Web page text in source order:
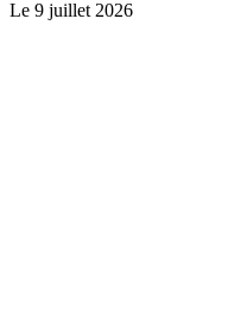
Le 9 juillet 2026